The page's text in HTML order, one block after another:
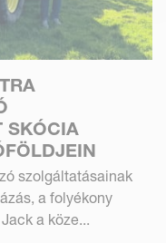
SKÓCIA
szolgáltatásainak
a folyékony
a köze...